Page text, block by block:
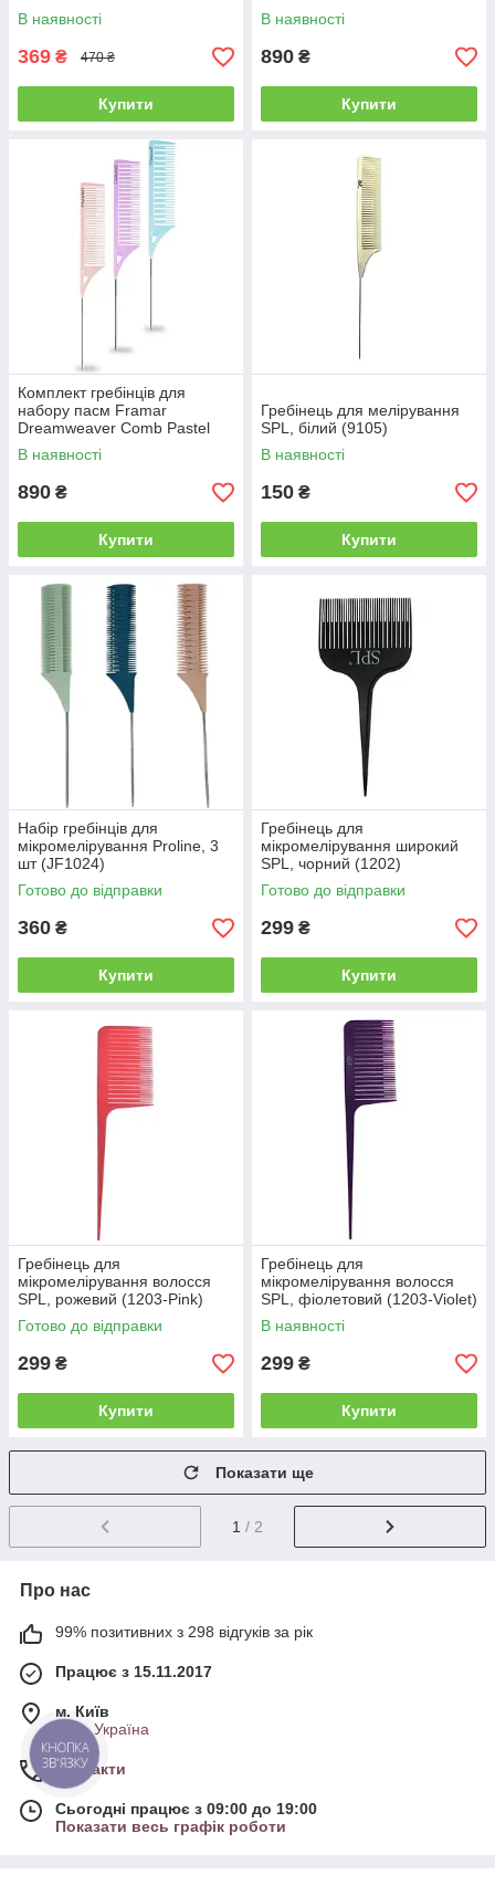
Yellow/Black/Mint, 3 шт
(HP98001)
В наявності
369 ₴ 470 ₴
Купити
(чорний), 3 шт (92000)
В наявності
890 ₴
Купити
Комплект гребінців для
набору пасм Framar
Dreamweaver Comb Pastel
(пастельні кольори), 3 шт
(92001)
В наявності
890 ₴
Купити
Гребінець для мелірування
SPL, білий (9105)
В наявності
150 ₴
Купити
Набір гребінців для
мікромелірування Proline, 3
шт (JF1024)
Готово до відправки
360 ₴
Купити
Гребінець для
мікромелірування широкий
SPL, чорний (1202)
Готово до відправки
299 ₴
Купити
Гребінець для
мікромелірування волосся
SPL, рожевий (1203-Pink)
Готово до відправки
299 ₴
Купити
Гребінець для
мікромелірування волосся
SPL, фіолетовий (1203-Violet)
В наявності
299 ₴
Купити
Показати ще
1 / 2
Про нас
99% позитивних з 298 відгуків за рік
Працює з 15.11.2017
м. Київ
Київ, Україна
Контакти
Сьогодні працює з 09:00 до 19:00
Показати весь графік роботи
КНОПКА
ЗВ'ЯЗКУ